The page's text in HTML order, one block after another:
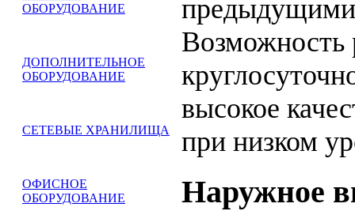
ОБОРУДОВАНИЕ
ДОПОЛНИТЕЛЬНОЕ
ОБОРУДОВАНИЕ
СЕТЕВЫЕ ХРАНИЛИЩА
ОФИСНОЕ
ОБОРУДОВАНИЕ
Возможность
высокое
при низком
Наружное